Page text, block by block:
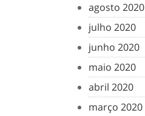
agosto 2020
julho 2020
junho 2020
maio 2020
abril 2020
março 2020